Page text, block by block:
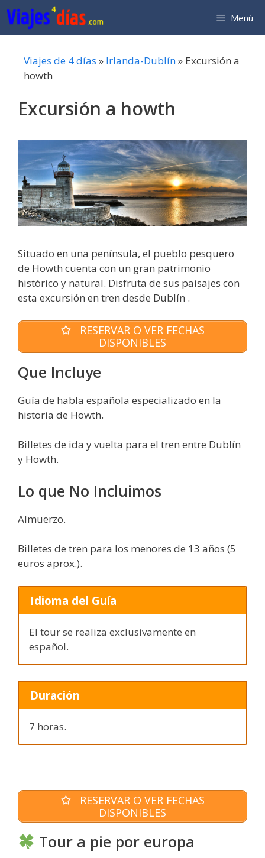
Saltar
al
contenido
Menú
Viajes de 4 días » Irlanda-Dublín» Excursión a
howth
Excursión a howth
Situado en una península, el pueblo pesquero
de Howth cuenta con un gran patrimonio
histórico y natural. Disfruta de sus paisajes con
esta excursión en tren desde Dublín .
RESERVAR O VER FECHAS
DISPONIBLES
Que Incluye
Guía de habla española especializado en la
historia de Howth.
Billetes de ida y vuelta para el tren entre Dublín
y Howth.
Lo que No Incluimos
Almuerzo.
Billetes de tren para los menores de 13 años (5
euros aprox.).
Idioma del Guía
El tour se realiza exclusivamente en
español.
Duración
7 horas.
RESERVAR O VER FECHAS
DISPONIBLES
Tour a pie por europa